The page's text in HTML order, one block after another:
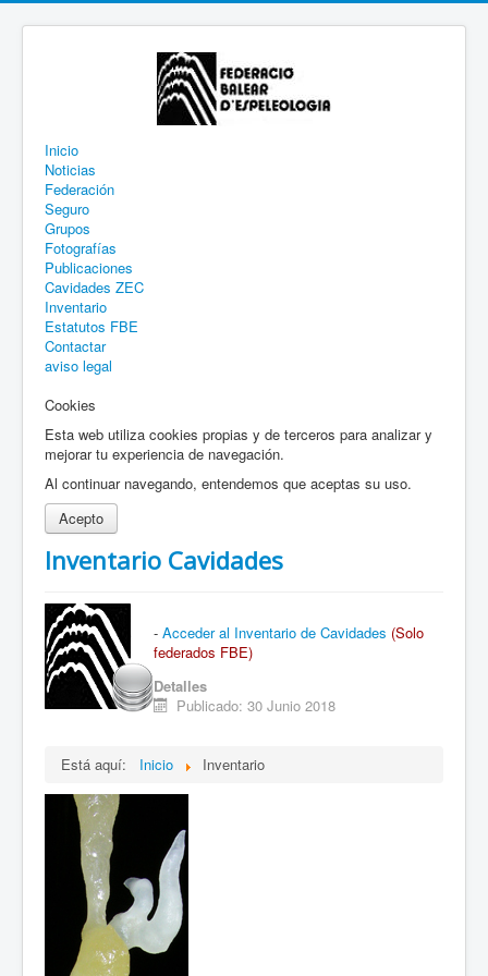
Inicio
Noticias
Federación
Seguro
Grupos
Fotografías
Publicaciones
Cavidades ZEC
Inventario
Estatutos FBE
Contactar
aviso legal
Cookies
Esta web utiliza cookies propias y de terceros para analizar y
mejorar tu experiencia de navegación.
Al continuar navegando, entendemos que aceptas su uso.
Acepto
Inventario Cavidades
- Acceder al Inventario de Cavidades (Solo
federados FBE)
Detalles
Publicado: 30 Junio 2018
Está aquí: Inicio Inventario